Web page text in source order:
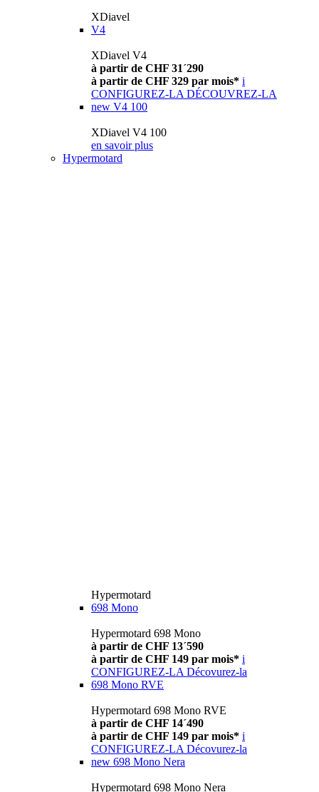
XDiavel
V4
XDiavel V4
à partir de CHF 31´290
à partir de CHF 329 par mois* i
CONFIGUREZ-LA DÉCOUVREZ-LA
new V4 100
XDiavel V4 100
en savoir plus
Hypermotard
Hypermotard
698 Mono
Hypermotard 698 Mono
à partir de CHF 13´590
à partir de CHF 149 par mois* i
CONFIGUREZ-LA Décovurez-la
698 Mono RVE
Hypermotard 698 Mono RVE
à partir de CHF 14´490
à partir de CHF 149 par mois* i
CONFIGUREZ-LA Décovurez-la
new 698 Mono Nera
Hypermotard 698 Mono Nera